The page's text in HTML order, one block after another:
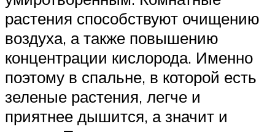
растения способствуют очищению
воздуха, а также повышению
концентрации кислорода. Именно
поэтому в спальне, в которой есть
зеленые растения, легче и
приятнее дышится, а значит и